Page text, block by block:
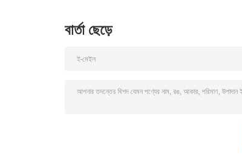
বার্তা ছেড়ে